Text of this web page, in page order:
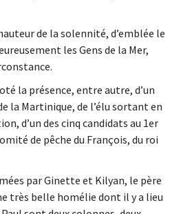
de la solennité, d’emblée le
les Gens de la Mer,
la présence, entre autre, d’un
la Martinique, de l’élu sortant en
d’un des cinq candidats au 1er
de pêche du François, du roi
par Ginette et Kilyan, le père
très belle homélie dont il y a lieu